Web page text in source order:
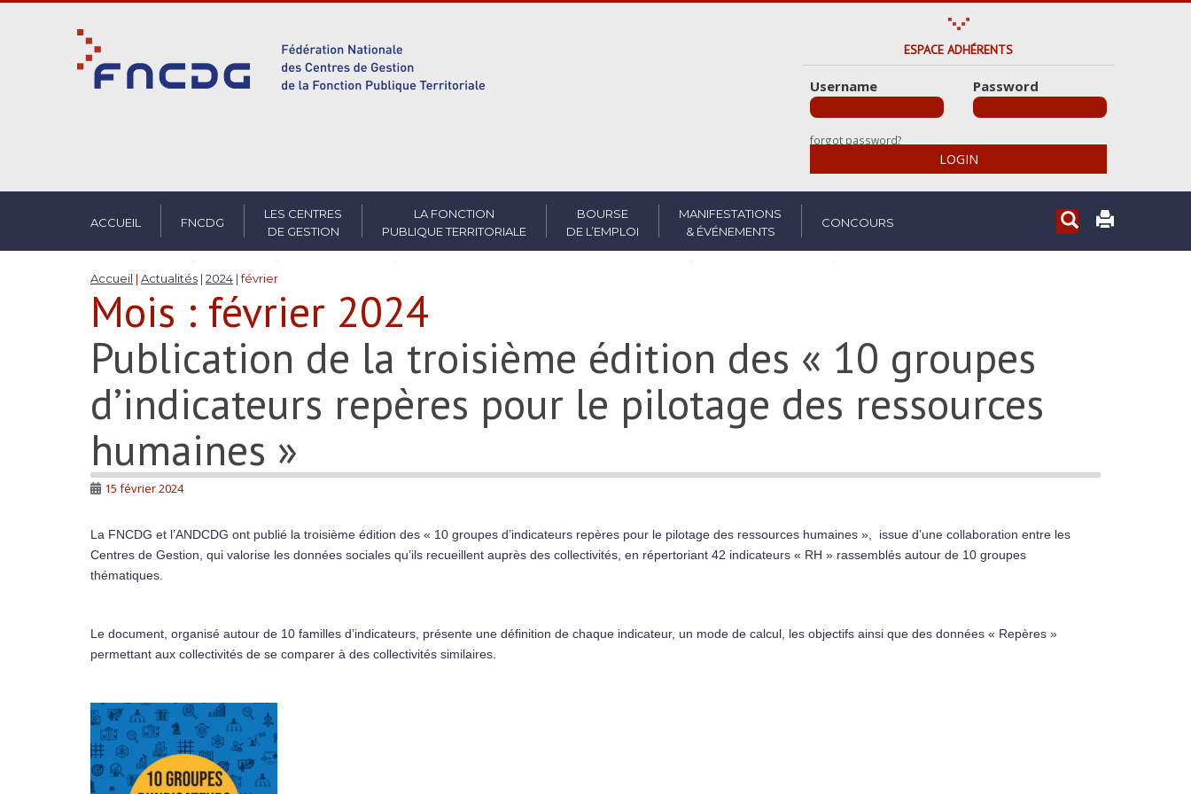
n
n
ESPACE ADHÉRENTS
Username Password
forgot password?
LOGIN
ACCUEIL FNCDG
LES CENTRES
DE GESTION
LA FONCTION
PUBLIQUE TERRITORIALE
BOURSE
DE L’EMPLOI
MANIFESTATIONS
& ÉVÉNEMENTS
CONCOURS
Accueil | Actualités | 2024 |février
Mois : février 2024
Publication de la troisième édition des « 10 groupes
d’indicateurs repères pour le pilotage des ressources
humaines »
15 février 2024
La FNCDG et l’ANDCDG ont publié la troisième édition des « 10 groupes d’indicateurs repères pour le pilotage des ressources humaines », issue d’une collaboration entre les
Centres de Gestion, qui valorise les données sociales qu’ils recueillent auprès des collectivités, en répertoriant 42 indicateurs « RH » rassemblés autour de 10 groupes
thématiques.
Le document, organisé autour de 10 familles d’indicateurs, présente une définition de chaque indicateur, un mode de calcul, les objectifs ainsi que des données « Repères »
permettant aux collectivités de se comparer à des collectivités similaires.